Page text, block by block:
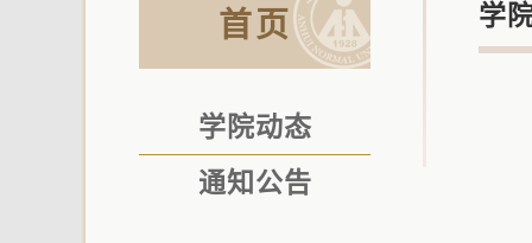
首页
学院动态
通知公告
学